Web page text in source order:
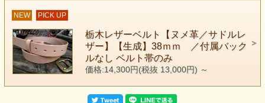
NEW PICK UP
栃木レザーベルト【ヌメ革／サドルレ
ザー】【生成】38ｍｍ ／付属バック
ルなし ベルト帯のみ
価格:14,300円(税抜 13,000円) ～